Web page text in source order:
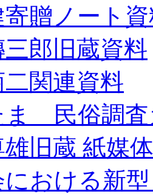
寄贈ノート
郎旧蔵資料
二関連資料
ま 民俗調査
雄旧蔵 紙媒
における新